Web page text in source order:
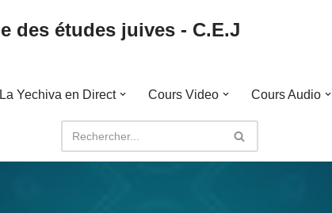
des études juives - C.E.J
La Yechiva en Direct Cours Video Cours Audio